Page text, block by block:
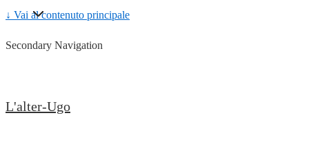
↓ Vai al contenuto principale
Secondary Navigation
L'alter-Ugo